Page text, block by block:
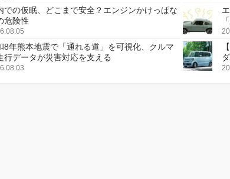
での仮眠、どこまで安全？エンジンかけっぱな
危険性
8年熊本地震で「通れる道」を可視化、クルマ
行データが災害対応を支える